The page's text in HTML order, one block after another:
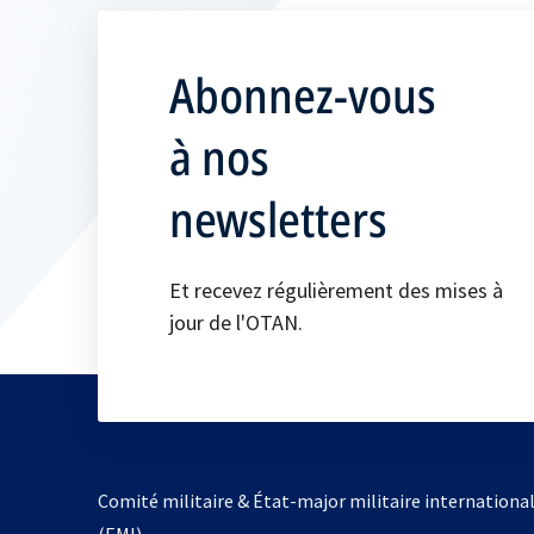
Abonnez-vous
à nos
newsletters
Et recevez régulièrement des mises à
jour de l'OTAN.
Comité militaire & État-major militaire international